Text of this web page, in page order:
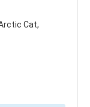
Cat,